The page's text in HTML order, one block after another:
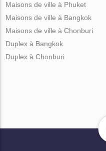
Maisons de ville à Phuket
Maisons de ville à Bangkok
Maisons de ville à Chonburi
Duplex à Bangkok
Duplex à Chonburi